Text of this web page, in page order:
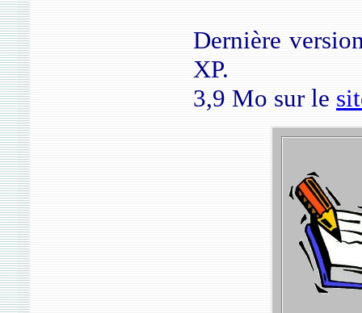
Dernière
XP.
3,9 Mo sur le